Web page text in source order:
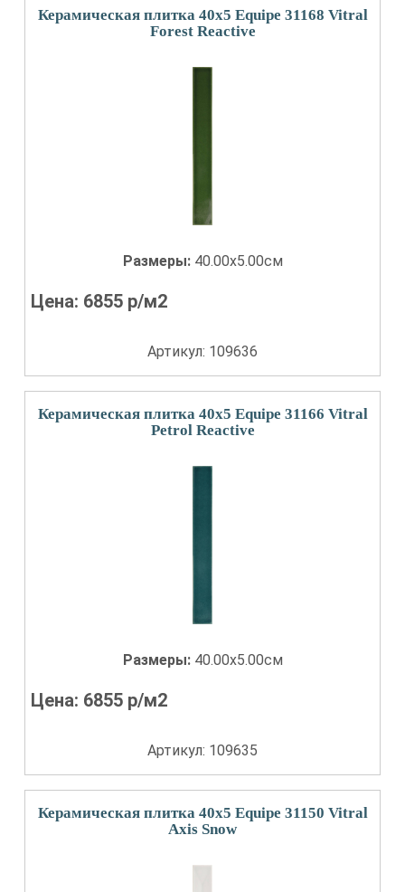
Керамическая плитка 40x5 Equipe 31168 Vitral
Forest Reactive
Размеры: 40.00x5.00см
Цена: 6855 р/м2
Артикул: 109636
Керамическая плитка 40x5 Equipe 31166 Vitral
Petrol Reactive
Размеры: 40.00x5.00см
Цена: 6855 р/м2
Артикул: 109635
Керамическая плитка 40x5 Equipe 31150 Vitral
Axis Snow